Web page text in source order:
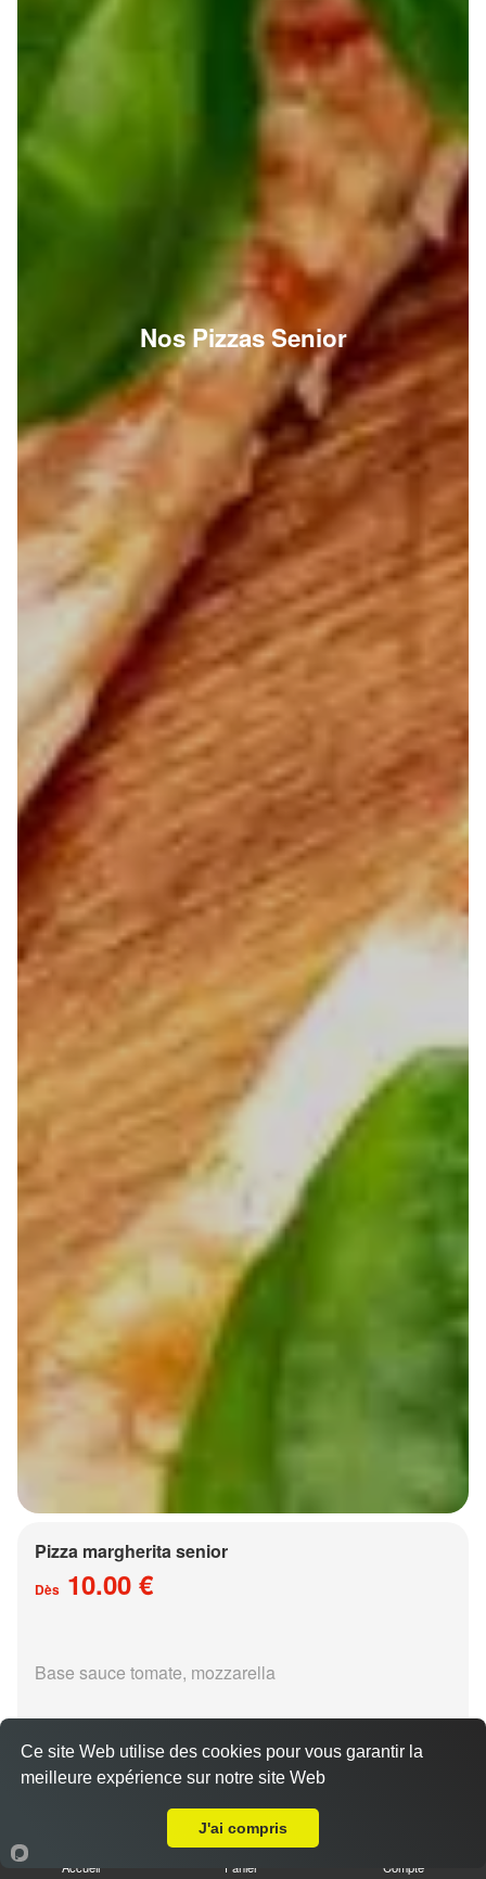
Nos Pizzas Senior
Pizza margherita senior
Dès 10.00 €
Base sauce tomate, mozzarella
15.00 €
Accueil Panier Compte
Ce site Web utilise des cookies pour vous garantir la
meilleure expérience sur notre site Web
J'ai compris